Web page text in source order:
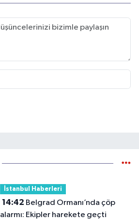
İstanbul Haberleri
14:42
alarmı: Ekipler harekete geçti